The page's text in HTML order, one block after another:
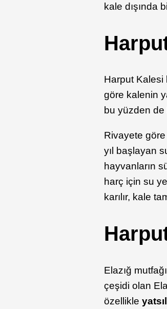
kale dışında
Harput Kalesi
göre kalenin
bu yüzden
Rivayete göre
yıl başlayan
hayvanların
harç için su
karılır, kale
Elazığ
çeşidi olan
özellikle